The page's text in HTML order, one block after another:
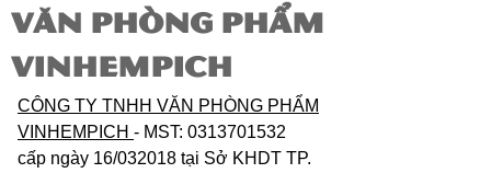
VĂN PHÒNG PHẨM
VINHEMPICH
CÔNG TY TNHH VĂN PHÒNG PHẨM
VINHEMPICH - MST: 0313701532
cấp ngày 16/032018 tại Sở KHDT TP.